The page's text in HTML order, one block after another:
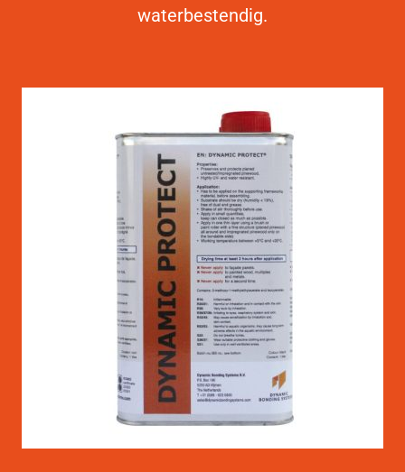
waterbestendig.